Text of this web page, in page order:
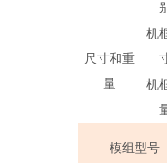
尺寸和重
量
机
机
模组型号